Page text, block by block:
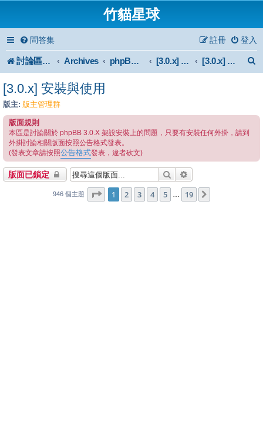
竹貓星球
問答集 登入
註冊
討論區首頁 Archives phpBB 3.0.x Forum Archive [3.0.x] Support [3.0.x] 安裝與使用
[3.0.x] 安裝與使用
版主: 版主管理群
版面規則
本區是討論關於 phpBB 3.0.X 架設安裝上的問題，只要有安裝任何外掛，請到
外掛討論相關版面按照公告格式發表。
(發表文章請按照公告格式發表，違者砍文)
版面已鎖定 搜尋
946 個主題 第1 頁 (共 19頁)
1 2 3 4 5 … 19